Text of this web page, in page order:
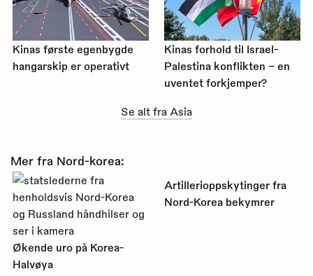
Kinas første egenbygde
hangarskip er operativt
Kinas forhold til Israel-
Palestina konflikten – en
uventet forkjemper?
Se alt fra Asia
Mer fra Nord-korea:
Økende uro på Korea-
Halvøya
Artillerioppskytinger fra
Nord-Korea bekymrer